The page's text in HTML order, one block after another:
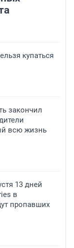
купаться
закончил
всю жизнь
13 дней
в
пропавших